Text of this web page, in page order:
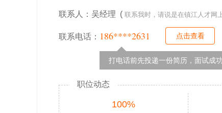
联系人：吴经理 ( 联系我时，请说是在镇江人才网
联系电话： 186****2631 点击查看
打电话前先投递一份简历，面试成
职位动态
100%